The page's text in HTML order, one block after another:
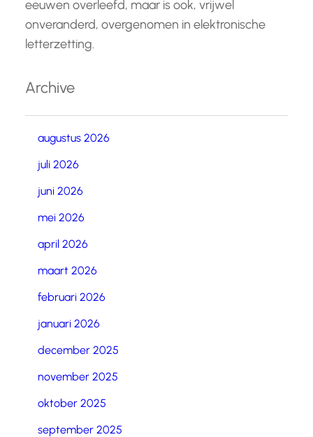
eeuwen overleefd, maar is ook, vrijwel
onveranderd, overgenomen in elektronische
letterzetting.
Archive
augustus 2026
juli 2026
juni 2026
mei 2026
april 2026
maart 2026
februari 2026
januari 2026
december 2025
november 2025
oktober 2025
september 2025